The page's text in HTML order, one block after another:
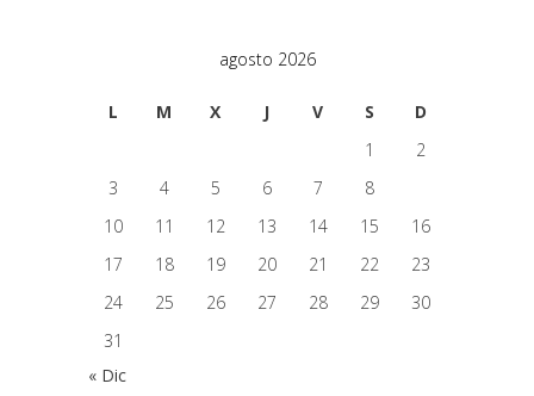
agosto 2026
L M X J V S
D
1
2
3
4 5 6 7 8
10
11 12 13 14 15
16
17
18 19 20 21 22
23
24
25 26 27 28 29
30
31
« Dic